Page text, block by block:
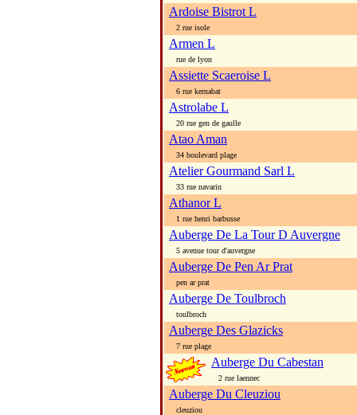
Ardoise Bistrot L
2 rue isole
Armen L
rue de lyon
Assiette Scaeroise L
6 rue kernabat
Astrolabe L
20 rue gen de gaulle
Atao Aman
34 boulevard plage
Atelier Gourmand Sarl L
33 rue navarin
Athanor L
1 rue henri barbusse
Auberge De La Tour D Auvergne
5 avenue tour d'auvergne
Auberge De Pen Ar Prat
pen ar prat
Auberge De Toulbroch
toulbroch
Auberge Des Glazicks
7 rue plage
Auberge Du Cabestan
2 rue laennec
Auberge Du Cleuziou
cleuziou